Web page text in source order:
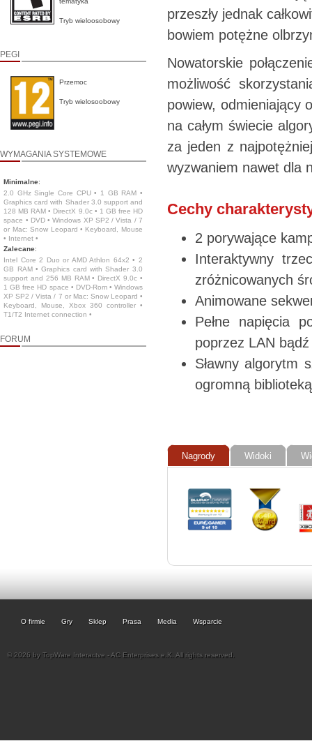
Tryb wieloosobowy
PEGI
Przemoc
Tryb wielosoobowy
WYMAGANIA SYSTEMOWE
Minimalne:
2.0 GHz Single Core CPU • 1 GB RAM •
Graphics card with Shader 3.0 support and
128 MB RAM • DirectX 9.0c • 1 GB free HD
space • DVD • Windows XP SP2 / Vista / 7
or Mac: Snow Leopard • Keyboard, Mouse
• Internet •
Zalecane:
Intel Core 2 Duo or AMD Athlon 64x2 • 2
GB RAM • Graphics card with Shader 3.0
support and 256 MB RAM • DirectX 9.0c •
1 GB free HD space • DVD-Rom • Windows
XP SP2 / Vista / 7 or Mac: Snow Leopard •
Keyboard, Mouse, Xbox 360 controller •
T1/T2 Internet connection •
FORUM
przeszły jednak
bowiem potężne
Nowatorskie
możliwość
powiew, odmieniający
na całym świecie
za jeden z
wyzwaniem nawet dla
Cechy
2 porywające
Interaktywny
zróżnicowanych
Animowane
Pełne napięcia
poprzez LAN
Sławny algorytm
ogromną
Nagrody Widoki
O firmie Gry Sklep Prasa Media Wsparcie
© 2026 by TopWare Interactve - AC Enterprises e.K. All rights reserved.